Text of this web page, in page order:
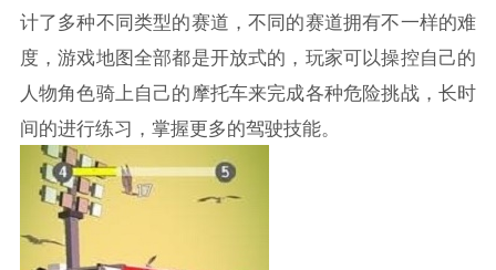
计了多种不同类型的赛道，不同的赛道拥有不一样的难
度，游戏地图全部都是开放式的，玩家可以操控自己的
人物角色骑上自己的摩托车来完成各种危险挑战，长时
间的进行练习，掌握更多的驾驶技能。